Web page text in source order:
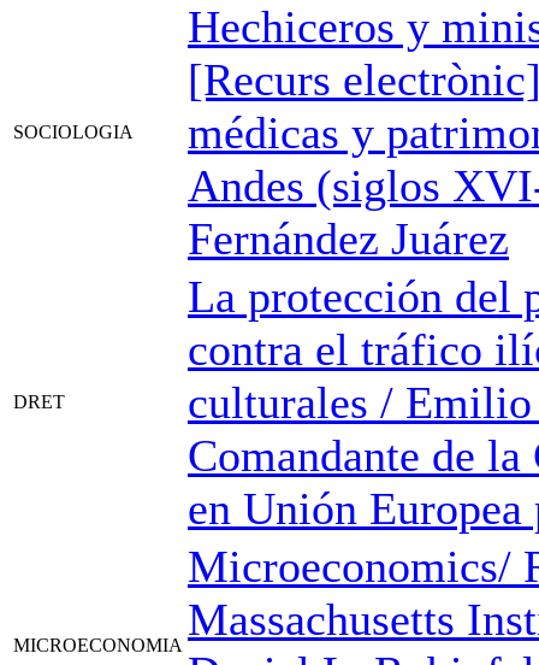
SOCIOLOGIA
Hechiceros y
[Recurs
médicas y
Andes (siglos
Fernández Juárez
DRET
La protección del
contra el tráfico
culturales /
Comandante de
en Unión
MICROECONOMIA
Microeconomics/
Massachusetts